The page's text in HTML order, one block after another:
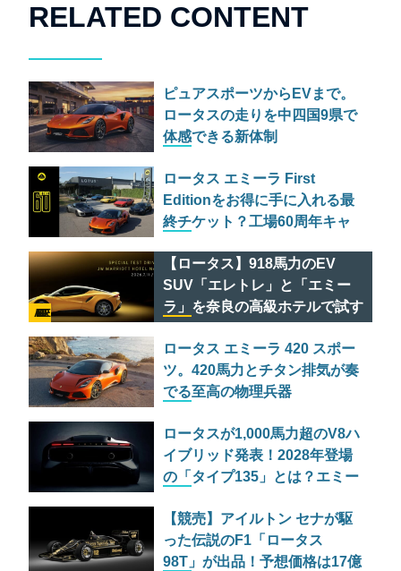
RELATED CONTENT
ピュアスポーツからEVまで。
ロータスの走りを中四国9県で
体感できる新体制
EXPERIENCE」とは
ロータス エミーラ First
Editionをお得に手に入れる最
終チケット？工場60周年キャ
貌
【ロータス】918馬力のEV
SUV「エレトレ」と「エミー
ラ」を奈良の高級ホテルで試す
AD FEATURE
ロータス エミーラ 420 スポー
ツ。420馬力とチタン排気が奏
でる至高の物理兵器
ロータスが1,000馬力超のV8ハ
イブリッド発表！2028年登場
の「タイプ135」とは？エミー
【競売】アイルトン セナが駆
った伝説のF1「ロータス
98T」が出品！予想価格は17億